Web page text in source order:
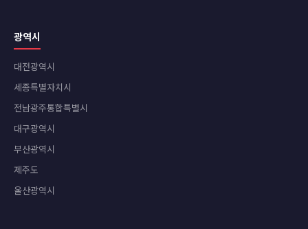
광역시
대전광역시
세종특별자치시
전남광주통합특별시
대구광역시
부산광역시
제주도
울산광역시